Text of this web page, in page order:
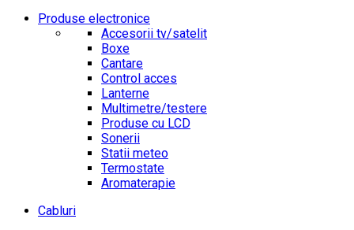
Produse electronice
Accesorii tv/satelit
Boxe
Cantare
Control acces
Lanterne
Multimetre/testere
Produse cu LCD
Sonerii
Statii meteo
Termostate
Aromaterapie
Cabluri